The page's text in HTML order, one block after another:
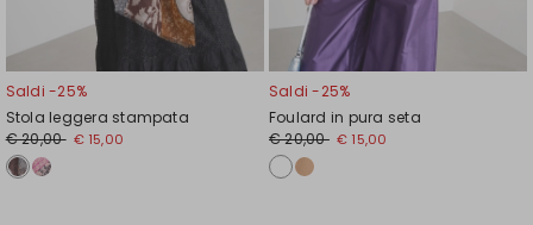
Saldi -25%
Stola leggera stampata
€ 20,00 € 15,00
Saldi -25%
Foulard in pura seta
€ 20,00 € 15,00